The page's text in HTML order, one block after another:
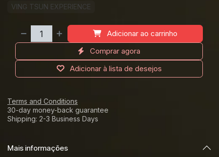
VING TSUN EXPERIENCE
Adicionar ao carrinho
Comprar agora
Adicionar à lista de desejos
Terms and Conditions
30-day money-back guarantee
Shipping: 2-3 Business Days
Mais informações